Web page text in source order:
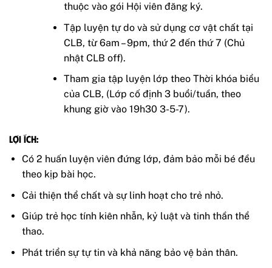
thuộc vào gói Hội viên đăng ký.
Tập luyện tự do và sử dụng cơ vật chất tại
CLB, từ 6am – 9pm, thứ 2 đến thứ 7 (Chủ
nhật CLB off).
Tham gia tập luyện lớp theo Thời khóa biểu
của CLB, (Lớp cố định 3 buổi/tuần, theo
khung giờ vào 19h30 3-5-7).
Lợi ích:
Có 2 huấn luyện viên đứng lớp, đảm bảo mỗi bé đều
theo kịp bài học.
Cải thiện thể chất và sự linh hoạt cho trẻ nhỏ.
Giúp trẻ học tính kiên nhẫn, kỷ luật và tinh thần thể
thao.
Phát triển sự tự tin và khả năng bảo vệ bản thân.